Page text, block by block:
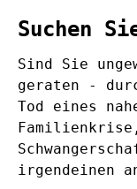
Suchen
Sind Sie
geraten -
Tod eines
irgendeinen